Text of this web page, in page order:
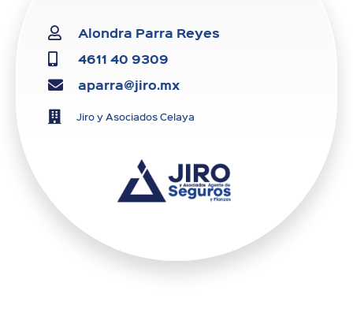
Alondra Parra Reyes
4611 40 9309
aparra@jiro.mx
Jiro y Asociados Celaya